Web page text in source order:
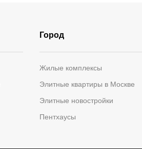
Город
Жилые комплексы
Элитные квартиры в Москве
Элитные новостройки
Пентхаусы